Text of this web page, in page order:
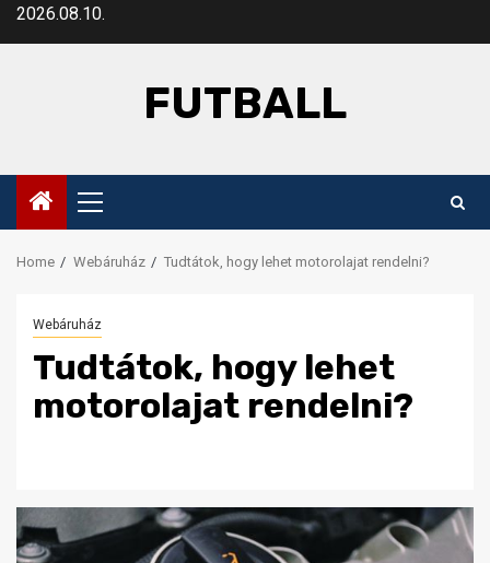
Skip2026.08.10.
FUTBALL
Primary
Menu
Home Webáruház Tudtátok, hogy lehet motorolajat rendelni?
Webáruház
Tudtátok, hogy lehet
motorolajat rendelni?